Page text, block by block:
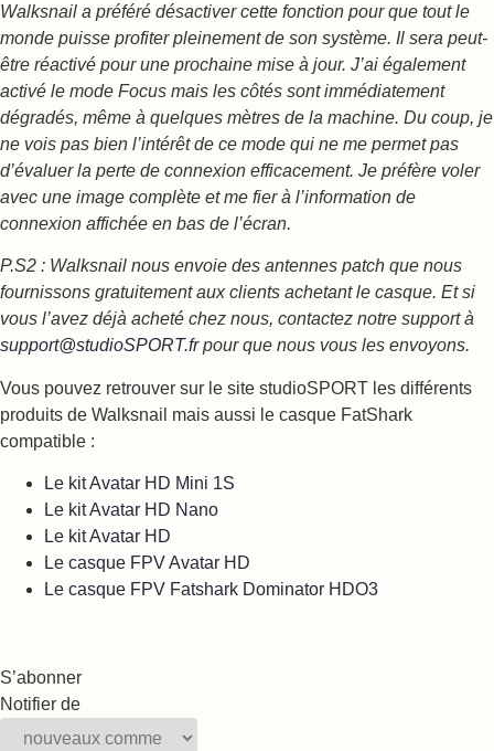
Walksnail a préféré désactiver cette fonction pour que tout le
monde puisse profiter pleinement de son système. Il sera peut-
être réactivé pour une prochaine mise à jour. J’ai également
activé le mode Focus mais les côtés sont immédiatement
dégradés, même à quelques mètres de la machine. Du coup, je
ne vois pas bien l’intérêt de ce mode qui ne me permet pas
d’évaluer la perte de connexion efficacement. Je préfère voler
avec une image complète et me fier à l’information de
connexion affichée en bas de l’écran.
P.S2 : Walksnail nous envoie des antennes patch que nous
fournissons gratuitement aux clients achetant le casque. Et si
vous l’avez déjà acheté chez nous, contactez notre support à
support@studioSPORT.frpour que nous vous les envoyons.
Vous pouvez retrouver sur le site studioSPORT les différents
produits de Walksnail mais aussi le casque FatShark
compatible :
Le kit Avatar HD Mini 1S
Le kit Avatar HD Nano
Le kit Avatar HD
Le casque FPV Avatar HD
Le casque FPV Fatshark Dominator HDO3
S’abonner
Notifier de